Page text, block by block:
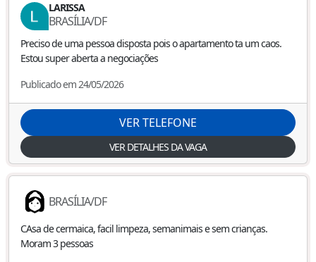
LARISSA
BRASÍLIA/DF
Preciso de uma pessoa disposta pois o apartamento ta um caos.
Estou super aberta a negociações
Publicado em 24/05/2026
VER TELEFONE
VER DETALHES DA VAGA
BRASÍLIA/DF
CAsa de cermaica, facil limpeza, semanimais e sem crianças.
Moram 3 pessoas